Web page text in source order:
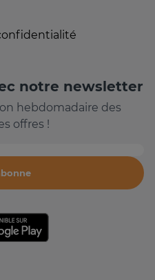
notre newsletter
hebdomadaire des
offres !